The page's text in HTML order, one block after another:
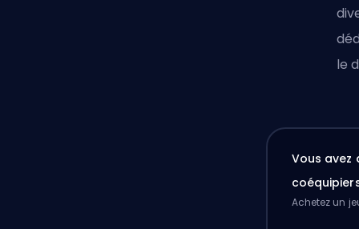
le
Vous avez
Achetez un